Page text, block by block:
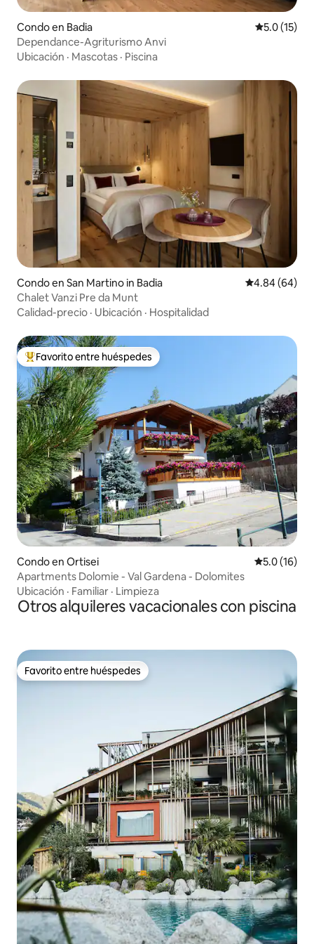
Condo en Badia Calificación
5.0 (15)
Dependance-Agriturismo Anvi
Ubicación · Mascotas · Piscina
Condo en San Martino in Badia Calificación
4.84 (64)
Chalet Vanzi Pre da Munt
Calidad-precio · Ubicación · Hospitalidad
Favorito entre huéspedes preferido
Favorito entre huéspedes
Condo en Ortisei Calificación
5.0 (16)
Apartments Dolomie - Val Gardena - Dolomites
Ubicación · Familiar · Limpieza
Otros alquileres vacacionales con piscina
Favorito entre huéspedes
Favorito entre huéspedes